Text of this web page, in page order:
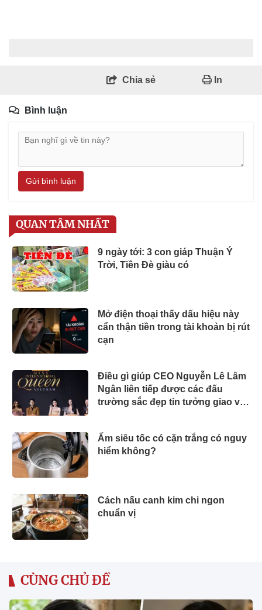
Chia sẻ In
Bình luận
Gửi bình luận
QUAN TÂM NHẤT
9 ngày tới: 3 con giáp Thuận Ý
Trời, Tiền Đè giàu có
Mở điện thoại thấy dấu hiệu này
cẩn thận tiền trong tài khoản bị rút
cạn
Điều gì giúp CEO Nguyễn Lê Lâm
Ngân liên tiếp được các đấu
trường sắc đẹp tin tưởng giao vai
Ấm siêu tốc có cặn trắng có nguy
hiểm không?
Cách nấu canh kim chi ngon
chuẩn vị
CÙNG CHỦ ĐỀ